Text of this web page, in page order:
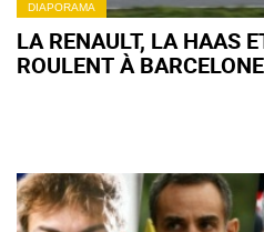
DIAPORAMA
LA RENAULT, LA HAAS
ROULENT À BARCELONE